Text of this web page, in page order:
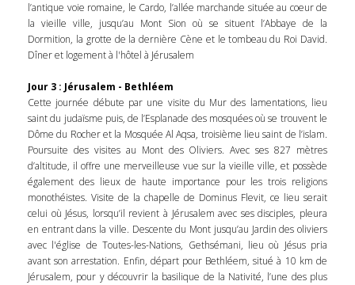
l’antique voie romaine, le Cardo, l’allée marchande située au coeur de
la vieille ville, jusqu’au Mont Sion où se situent l’Abbaye de la
Dormition, la grotte de la dernière Cène et le tombeau du Roi David.
Dîner et logement à l'hôtel à Jérusalem
Jour 3 : Jérusalem - Bethléem
Cette journée débute par une visite du Mur des lamentations, lieu
saint du judaïsme puis, de l’Esplanade des mosquées où se trouvent le
Dôme du Rocher et la Mosquée Al Aqsa, troisième lieu saint de l’islam.
Poursuite des visites au Mont des Oliviers. Avec ses 827 mètres
d’altitude, il offre une merveilleuse vue sur la vieille ville, et possède
également des lieux de haute importance pour les trois religions
monothéistes. Visite de la chapelle de Dominus Flevit, ce lieu serait
celui où Jésus, lorsqu’il revient à Jérusalem avec ses disciples, pleura
en entrant dans la ville. Descente du Mont jusqu’au Jardin des oliviers
avec l'église de Toutes-les-Nations, Gethsémani, lieu où Jésus pria
avant son arrestation. Enfin, départ pour Bethléem, situé à 10 km de
Jérusalem, pour y découvrir la basilique de la Nativité, l’une des plus